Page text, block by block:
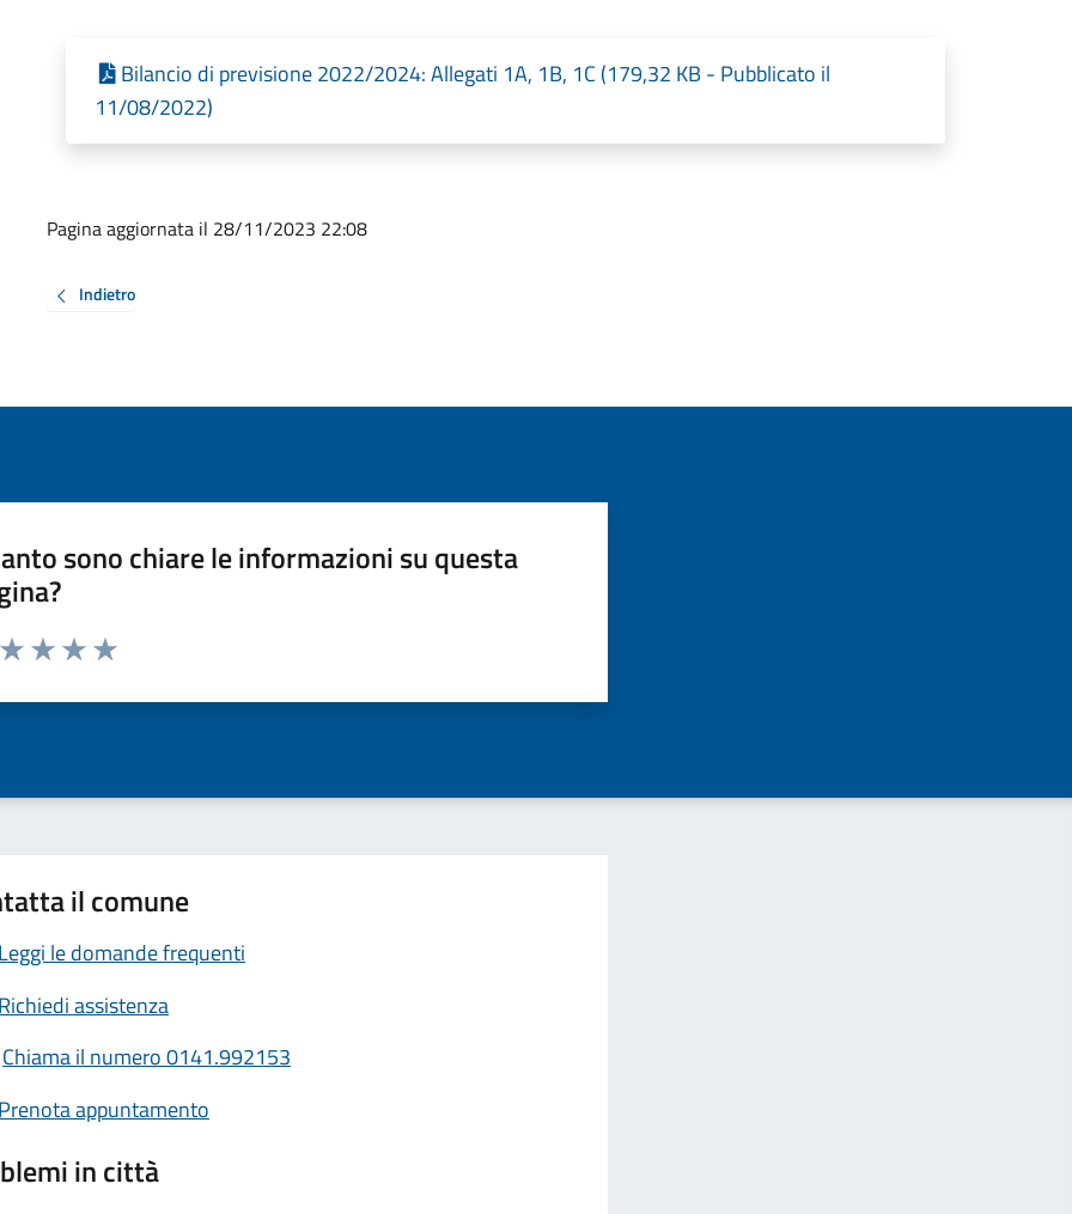
Bilancio di previsione 2022/2024: Allegati 1A, 1B, 1C (179,32 KB - Pubblicato il
11/08/2022)
Pagina aggiornata il 28/11/2023 22:08
Indietro
sono chiare le informazioni su questa
da 1 a 5 stelle la pagina
il comune
Leggi le domande frequenti
Richiedi assistenza
Chiama il numero 0141.992153
Prenota appuntamento
in città